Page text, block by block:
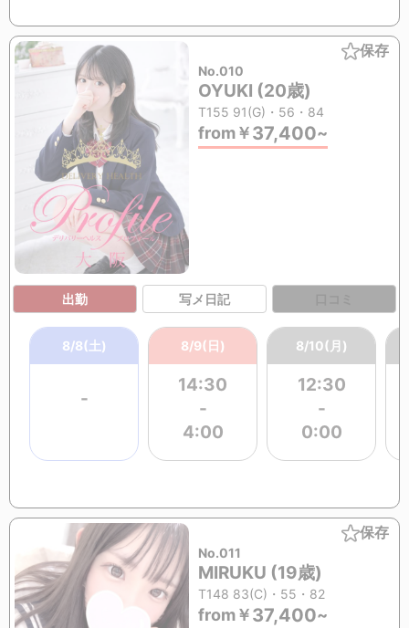
保存
No.010
OYUKI (20歳)
T155 91(G)・56・84
from￥37,400~
出勤 写メ日記
8/8(土)
-
8/9(日)
14:30
-
4:00
8/10(月)
12:30
-
0:00
保存
No.011
MIRUKU (19歳)
T148 83(C)・55・82
from￥37,400~